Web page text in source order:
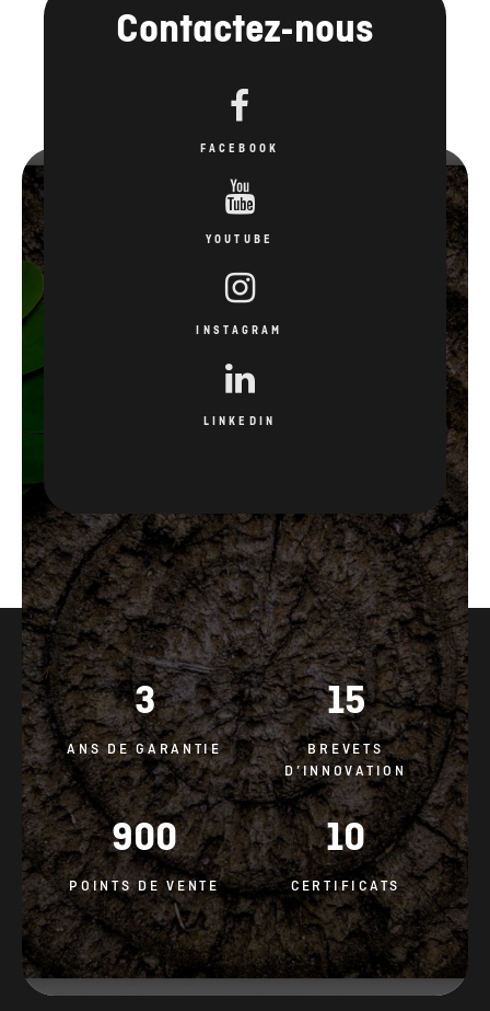
Contactez-nous
FACEBOOK
YOUTUBE
INSTAGRAM
LINKEDIN
3
ANS DE GARANTIE
15
BREVETS
D’INNOVATION
900
POINTS DE VENTE
10
CERTIFICATS